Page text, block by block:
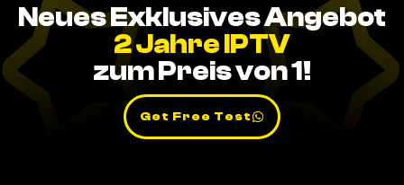
Neues Exklusives Angebot
2 Jahre IPTV
zum Preis von 1!
Get Free Test